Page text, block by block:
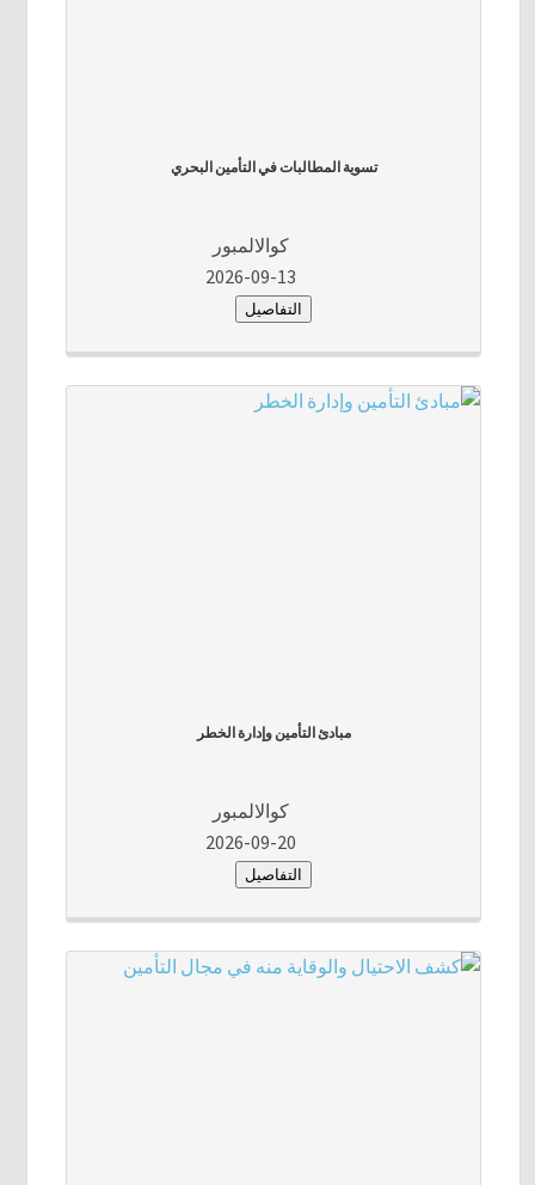
تسوية المطالبات في التأمين البحري
كوالالمبور
2026-09-13
التفاصيل
مبادئ التأمين وإدارة الخطر
كوالالمبور
2026-09-20
التفاصيل